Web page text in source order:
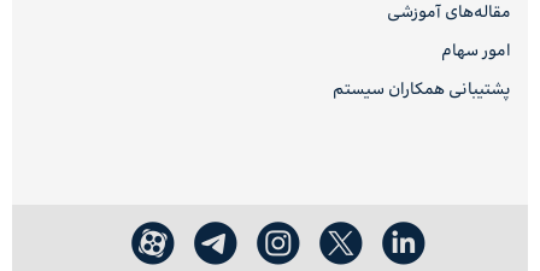
مقاله‌های آموزشی
امور سهام
پشتیبانی همکاران سیستم